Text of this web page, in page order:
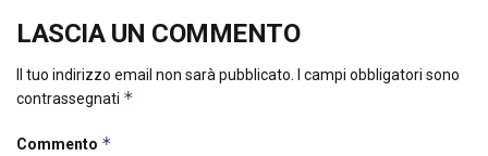
LASCIA UN COMMENTO
Il tuo indirizzo email non sarà pubblicato.
I campi obbligatori sono
contrassegnati *
Commento *